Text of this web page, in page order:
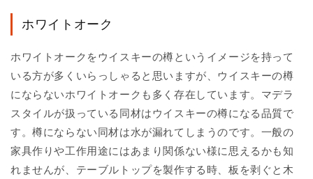
ホワイトオーク
ホワイトオークをウイスキーの樽というイメージを持って
いる方が多くいらっしゃると思いますが、ウイスキーの樽
にならないホワイトオークも多く存在しています。マデラ
スタイルが扱っている同材はウイスキーの樽になる品質で
す。樽にならない同材は水が漏れてしまうのです。一般の
家具作りや工作用途にはあまり関係ない様に思えるかも知
れませんが、テーブルトップを製作する時、板を剥ぐと木